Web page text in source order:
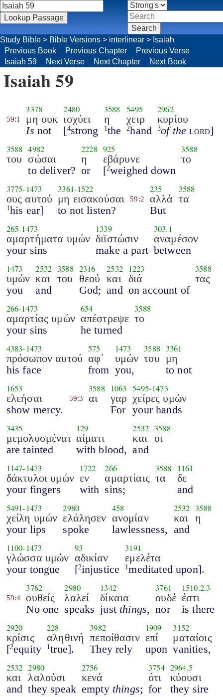
Study Bible > Bible Versions > interlinear > Isaiah
Previous Book
Previous Chapter
Previous Verse
Isaiah 59
Next Verse Next Chapter Next Book
Isaiah 59
59:1
3378
μη ουκ
Is not
2480
ισχύει
[4strong
3588
η
1 the
5495
χειρ
2hand
2962
κυρίου
3of the lord]
3588
του
4982
σώσαι
to deliver?
2228
η
or
925
εβάρυνε
[2weighed down
3588
το
3775-1473
ους αυτού
1 his ear]
3361-1522
μη εισακούσαι
to not listen?
59:2
235
αλλά
But
3588
τα
265-1473
αμαρτήματα υμών
your sins
1339
διϊστώσιν
make a part
303.1
αναμέσον
between
1473
υμών
you
2532
και
and
3588
του
2316
θεού
God;
2532
και
and
1223
διά
on account of
3588
τας
266-1473
αμαρτίας υμών
your sins
654
απέστρεψε
he turned
3588
το
4383-1473
πρόσωπον αυτού
his face
575
αφ΄
from
1473
υμών
you,
3588
του
3361
μη
to not
1653
ελεήσαι
show mercy.
59:3
3588
αι
1063
γαρ
For
5495-1473
χείρες υμών
your hands
3435
μεμολυσμέναι
are tainted
129
αίματι
with blood,
2532
και
and
3588
οι
1147-1473
δάκτυλοι υμών
your fingers
1722
εν
with
266
αμαρτίαις
sins;
3588
τα
1161
δε
and
5491-1473
χείλη υμών
your lips
2980
ελάλησεν
spoke
458
ανομίαν
lawlessness,
2532
και
and
3588
η
1100-1473
γλώσσα υμών
your tongue
93
αδικίαν
[2injustice
3191
εμελέτα
1meditated upon].
59:4
3762
ουθείς
No one
2980
λαλεί
speaks
1342
δίκαια
just things,
3761
ουδέ
nor
1510.2.3
έστι
is there
2920
κρίσις
[2equity
228
αληθινή
1true].
3982
πεποίθασιν
They rely
1909
επί
upon
3152
ματαίοις
vanities,
2532
και
and
2980
λαλούσι
they speak
2756
κενά
empty things;
3754
ότι
for
2964.5
κύουσι
they sire